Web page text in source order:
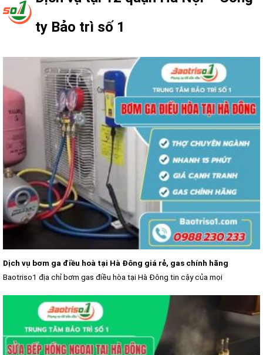
ty Bảo trì số 1
Dịch vụ bơm ga điều hoà tại Hà Đông giá rẻ, gas chính hãng
Baotriso1 địa chỉ bơm gas điều hòa tại Hà Đông tin cậy của mọi